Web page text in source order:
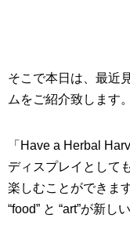
そこで本日は、最近
ムをご紹介致します。
「 Have a Herbal
ディスプレイとして
楽しむことができます
“food” と “art”が新し